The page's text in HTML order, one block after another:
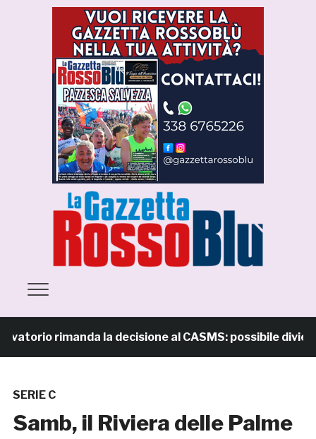
rimanda la decisione al CASMS: possibile divieto
SERIE C
Samb, il Riviera delle Palme